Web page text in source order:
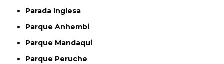
Parada Inglesa
Parque Anhembi
Parque Mandaqui
Parque Peruche